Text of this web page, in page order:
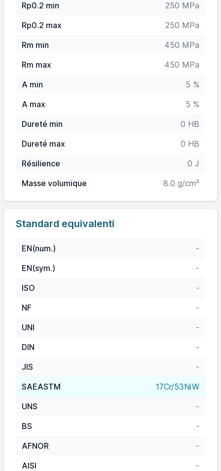
Rp0.2 min
250 MPa
Rp0.2 max
250 MPa
Rm min
450 MPa
Rm max
450 MPa
A min
5 %
A max
5 %
Dureté min
0 HB
Dureté max
0 HB
Résilience
0 J
Masse volumique
8.0 g/cm³
Standard equivalenti
EN(num.)
-
EN(sym.)
-
ISO
-
NF
-
UNI
-
DIN
-
JIS
-
SAEASTM
17Cr/53NiW
UNS
-
BS
-
AFNOR
-
AISI
-